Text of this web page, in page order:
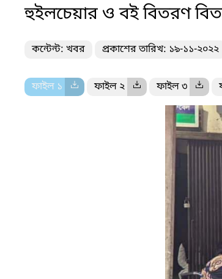
হুইলচেয়ার ও বই বিতরণ
কন্টেন্ট: খবর প্রকাশের তারিখ: ১৯-১১-২০২২
ফাইল ১ ফাইল ২ ফাইল ৩